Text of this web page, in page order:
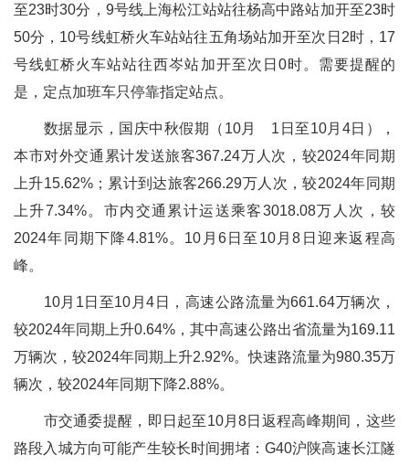
至23时30分，9号线上海松江站站往杨高中路站加开至23时
50分，10号线虹桥火车站站往五角场站加开至次日2时，17
号线虹桥火车站站往西岑站加开至次日0时。需要提醒的
是，定点加班车只停靠指定站点。
数据显示，国庆中秋假期（10月 1日至10月4日），
本市对外交通累计发送旅客367.24万人次，较2024年同期
上升15.62%；累计到达旅客266.29万人次，较2024年同期
上升7.34%。市内交通累计运送乘客3018.08万人次，较
2024年同期下降4.81%。10月6日至10月8日迎来返程高
峰。
10月1日至10月4日，高速公路流量为661.64万辆次，
较2024年同期上升0.64%，其中高速公路出省流量为169.11
万辆次，较2024年同期上升2.92%。快速路流量为980.35万
辆次，较2024年同期下降2.88%。
市交通委提醒，即日起至10月8日返程高峰期间，这些
路段入城方向可能产生较长时间拥堵：G40沪陕高速长江隧